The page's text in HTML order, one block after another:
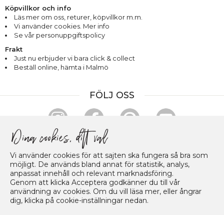
Vi använder cookies för att sajten ska fungera så bra som
möjligt. De används bland annat för statistik, analys,
anpassat innehåll och relevant marknadsföring.
Genom att klicka Acceptera godkänner du till vår
användning av cookies. Om du vill läsa mer, eller ångrar
dig, klicka på cookie-inställningar nedan.
Köpvillkor och info
Läs mer om oss returer köpvillkor m.m.
Vi använder cookies. Mer info
Se vår personuppgiftspolicy
Frakt
Just nu erbjuder vi bara click & collect
Beställ online, hämta i Malmö
FÖLJ OSS
HANDLA & BETALA TRYGGT